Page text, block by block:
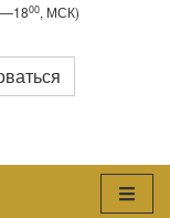
—1800, МСК)